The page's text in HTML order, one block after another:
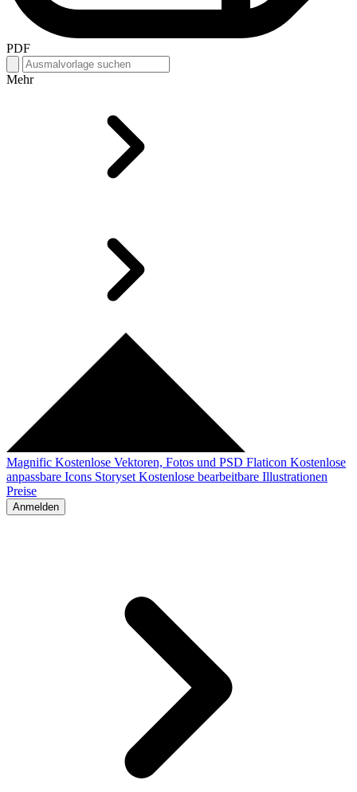
PDF
Mehr
Magnific Kostenlose Vektoren, Fotos und PSD Flaticon Kostenlose
anpassbare Icons Storyset Kostenlose bearbeitbare Illustrationen
Preise
Anmelden